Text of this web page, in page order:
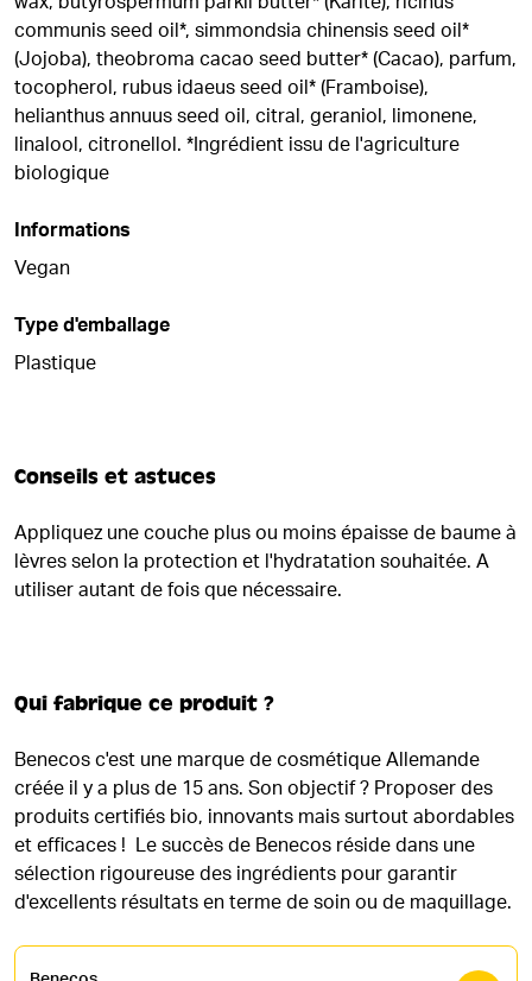
communis seed oil*, simmondsia chinensis seed oil*
(Jojoba), theobroma cacao seed butter* (Cacao), parfum,
tocopherol, rubus idaeus seed oil* (Framboise),
helianthus annuus seed oil, citral, geraniol, limonene,
linalool, citronellol. *Ingrédient issu de l'agriculture
biologique
Informations
Vegan
Type d'emballage
Plastique
Conseils et astuces
Appliquez une couche plus ou moins épaisse de baume à
lèvres selon la protection et l'hydratation souhaitée. A
utiliser autant de fois que nécessaire.
Qui fabrique ce produit ?
Benecos c'est une marque de cosmétique Allemande
créée il y a plus de 15 ans. Son objectif ? Proposer des
produits certifiés bio, innovants mais surtout abordables
et efficaces ! Le succès de Benecos réside dans une
sélection rigoureuse des ingrédients pour garantir
d'excellents résultats en terme de soin ou de maquillage.